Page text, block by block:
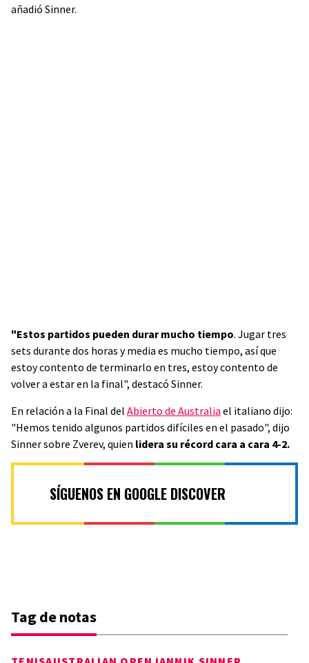
añadió Sinner.
"Estos partidos pueden durar mucho tiempo. Jugar tres
sets durante dos horas y media es mucho tiempo, así que
estoy contento de terminarlo en tres, estoy contento de
volver a estar en la final", destacó Sinner.
En relación a la Final del Abierto de Australia el italiano dijo:
"Hemos tenido algunos partidos difíciles en el pasado", dijo
Sinner sobre Zverev, quien lidera su récord cara a cara 4-2.
SÍGUENOS EN GOOGLE DISCOVER
Tag de notas